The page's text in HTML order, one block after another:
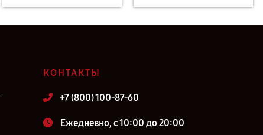
КОНТАКТЫ
+7 (800) 100-87-60
Ежедневно, с 10:00 до 20:00